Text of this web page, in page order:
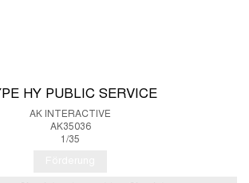
HY PUBLIC SERVICE
AK INTERACTIVE
AK35036
1/35